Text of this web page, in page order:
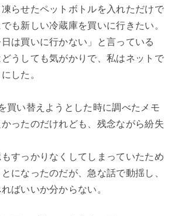
らせたペットボトルを入れただけで
も新しい冷蔵庫を買いに行きたい。
は買いに行かない」と言っている
うしても気がかりで、私はネットで
した。
買い替えようとした時に調べたメモ
ったのだけれども、残念ながら紛失
すっかりなくしてしまっていたため
になったのだが、急な話で動揺し、
ばいいか分からない。